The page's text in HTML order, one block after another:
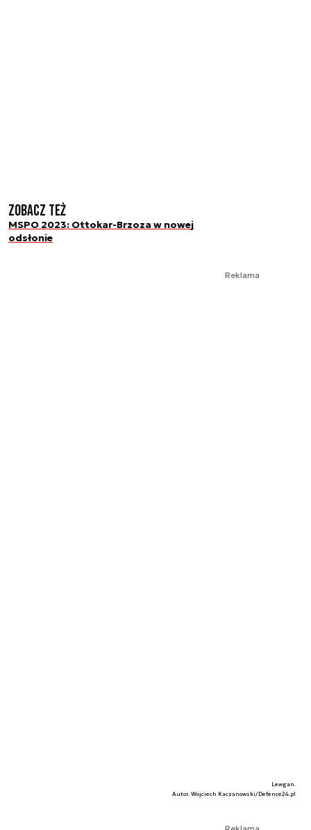
Zobacz też
MSPO 2023: Ottokar-Brzoza w nowej
odsłonie
Reklama
Lewgan.
Autor. Wojciech Kaczanowski/Defence24.pl